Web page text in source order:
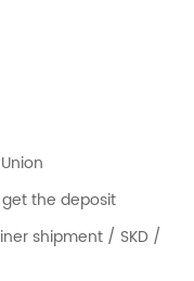
the deposit
shipment / SKD /